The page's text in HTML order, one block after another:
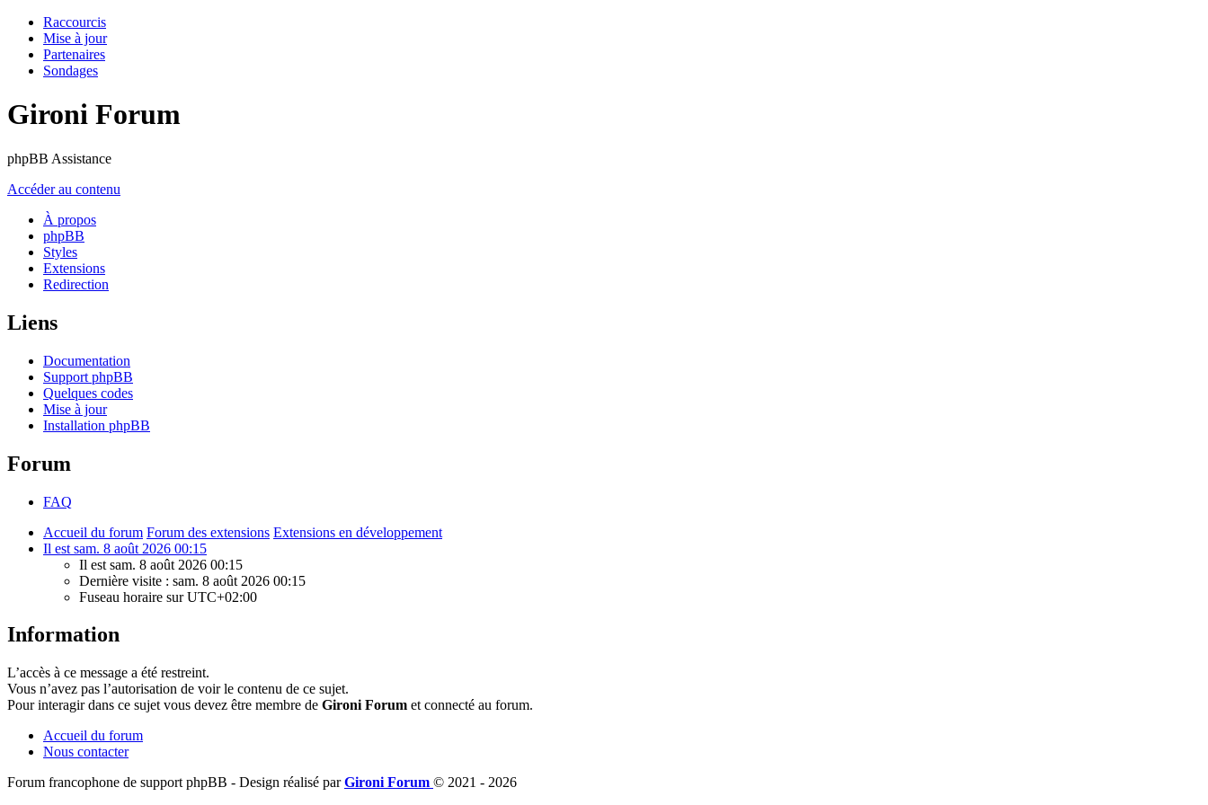
Raccourcis
Mise à jour
Partenaires
Sondages
Gironi Forum
phpBB Assistance
Accéder au contenu
À propos
phpBB
Styles
Extensions
Redirection
Liens
Documentation
Support phpBB
Quelques codes
Mise à jour
Installation phpBB
Forum
FAQ
Accueil du forum Forum des extensions Extensions en développement
Il est sam. 8 août 2026 00:15
Il est sam. 8 août 2026 00:15
Dernière visite : sam. 8 août 2026 00:15
Fuseau horaire surUTC+02:00
Information
L’accès à ce message a été restreint.
Vous n’avez pas l’autorisation de voir le contenu de ce sujet.
Pour interagir dans ce sujet vous devez être membre de Gironi Forum et connecté au forum.
Accueil du forum
Nous contacter
Forum francophone de support phpBB - Design réalisé parGironi Forum © 2021 - 2026